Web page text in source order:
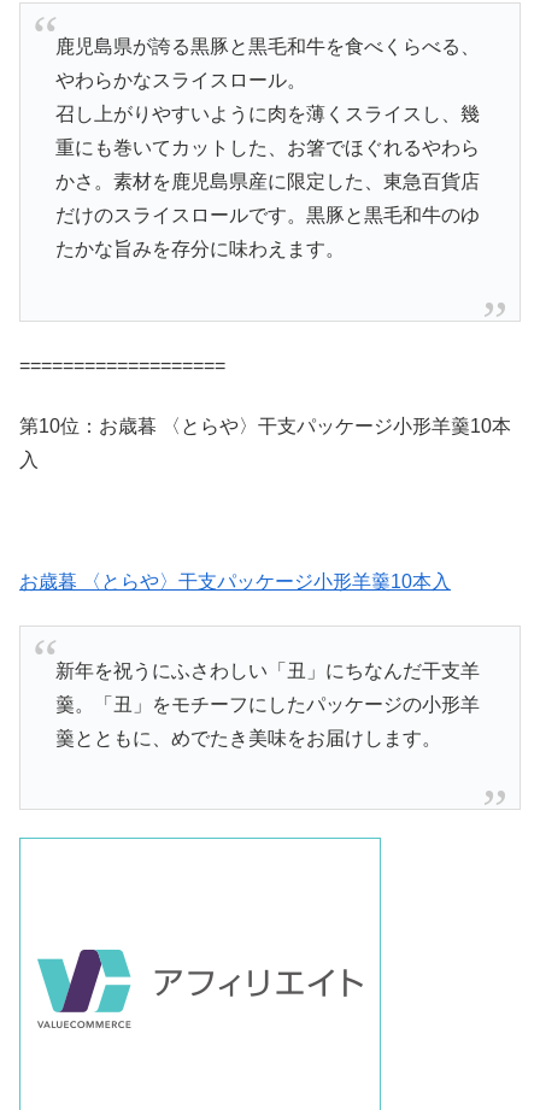
鹿児島県が誇る黒豚と黒毛和牛を食べくらべる、
やわらかなスライスロール。
召し上がりやすいように肉を薄くスライスし、幾
重にも巻いてカットした、お箸でほぐれるやわら
かさ。素材を鹿児島県産に限定した、東急百貨店
だけのスライスロールです。黒豚と黒毛和牛のゆ
たかな旨みを存分に味わえます。
===================
第10位：お歳暮 〈とらや〉干支パッケージ小形羊羹10本
入
お歳暮 〈とらや〉干支パッケージ小形羊羹10本入
新年を祝うにふさわしい「丑」にちなんだ干支羊
羹。「丑」をモチーフにしたパッケージの小形羊
羹とともに、めでたき美味をお届けします。